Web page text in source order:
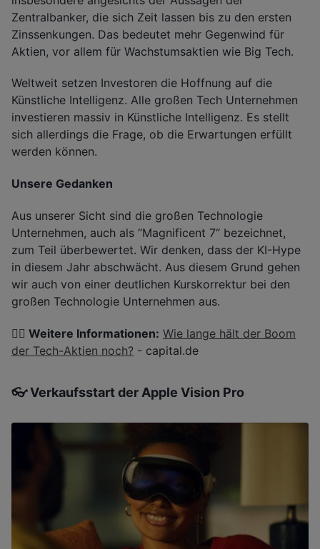
Zentralbanker, die sich Zeit lassen bis zu den ersten
Zinssenkungen. Das bedeutet mehr Gegenwind für
Aktien, vor allem für Wachstumsaktien wie Big Tech.
Weltweit setzen Investoren die Hoffnung auf die
Künstliche Intelligenz. Alle großen Tech Unternehmen
investieren massiv in Künstliche Intelligenz. Es stellt
sich allerdings die Frage, ob die Erwartungen erfüllt
werden können.
Unsere Gedanken
Aus unserer Sicht sind die großen Technologie
Unternehmen, auch als “Magnificent 7“ bezeichnet,
zum Teil überbewertet. Wir denken, dass der KI-Hype
in diesem Jahr abschwächt. Aus diesem Grund gehen
wir auch von einer deutlichen Kurskorrektur bei den
großen Technologie Unternehmen aus.
👉🏽 Weitere Informationen: Wie lange hält der Boom
der Tech-Aktien noch? - capital.de
👓 Verkaufsstart der Apple Vision Pro